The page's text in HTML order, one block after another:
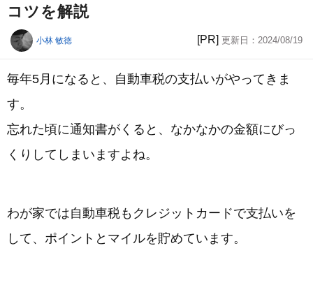
コツを解説
小林 敏徳 [PR] 更新日： 2024/08/19
毎年5月になると、自動車税の支払いがやってきま
す。
忘れた頃に通知書がくると、なかなかの金額にびっ
くりしてしまいますよね。
わが家では自動車税もクレジットカードで支払いを
して、ポイントとマイルを貯めています。